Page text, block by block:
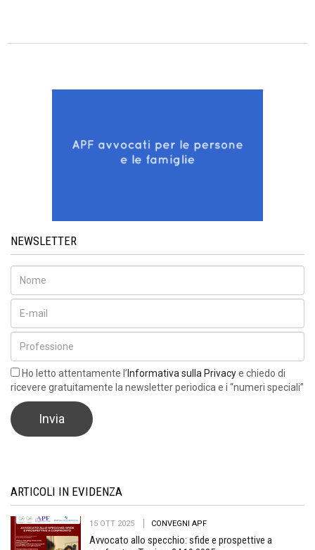
NEWSLETTER
Ho letto attentamente l’ Informativa sulla Privacye chiedo di
ricevere gratuitamente la newsletter periodica e i “numeri speciali”
ARTICOLI IN EVIDENZA
15 OTT 2025 CONVEGNI APF
Avvocato allo specchio: sfide e prospettive a